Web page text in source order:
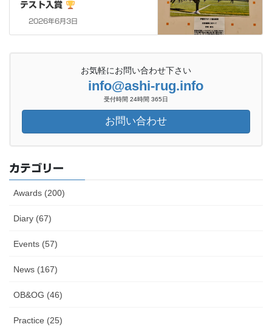
テスト入賞
2026年6月3日
お気軽にお問い合わせ下さい
info@ashi-rug.info
受付時間 24時間 365日
お問い合わせ
カテゴリー
Awards (200)
Diary (67)
Events (57)
News (167)
OB&OG (46)
Practice (25)